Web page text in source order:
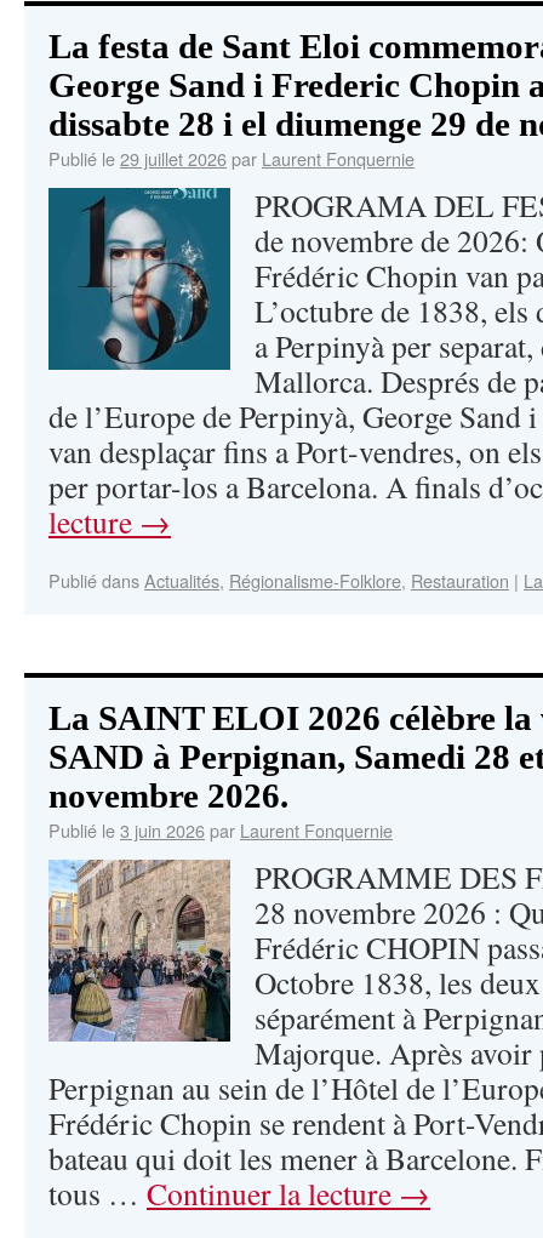
La festa de Sant Eloi
George Sand i Frederic Chopin
dissabte 28 i el diumenge 29 de
Publié le29 juillet 2026par Laurent Fonquernie
PROGRAMA DEL
de novembre de 2026:
Frédéric Chopin van
L’octubre de 1838,
a Perpinyà per
Mallorca. Després de
de l’Europe de Perpinyà, George Sand
van desplaçar fins a Port-vendres, on
per portar-los a Barcelona. A finals
lecture →
Publié dansActualités, Régionalisme-Folklore, Restauration |
La SAINT ELOI 2026 célèbre la
SAND à Perpignan, Samedi 28
novembre 2026.
Publié le3 juin 2026par Laurent Fonquernie
PROGRAMME DES
28 novembre 2026 :
Frédéric CHOPIN
Octobre 1838, les
séparément à
Majorque. Après avoir
Perpignan au sein de l’Hôtel de
Frédéric Chopin se rendent à Port-
bateau qui doit les mener à Barcelone.
tous … Continuer la lecture →